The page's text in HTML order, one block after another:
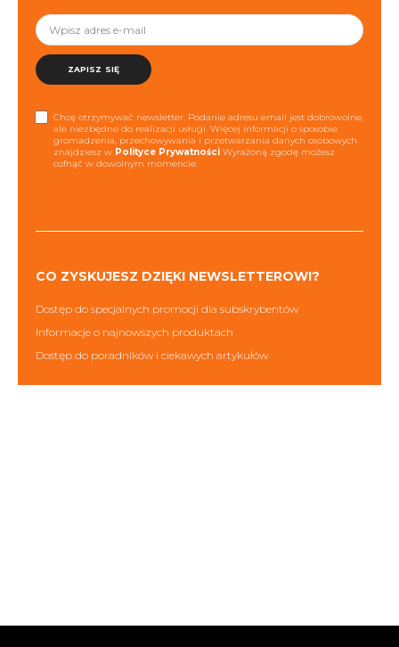
ZAPISZ SIĘ
Chcę otrzymywać newsletter. Podanie adresu email jest dobrowolne,
ale niezbędne do realizacji usługi. Więcej informacji o sposobie
gromadzenia, przechowywania i przetwarzania danych osobowych
znajdziesz w Polityce Prywatności Wyrażoną zgodę możesz
cofnąć w dowolnym momencie.
CO ZYSKUJESZ DZIĘKI NEWSLETTEROWI?
Dostęp do specjalnych promocji dla subskrybentów
Informacje o najnowszych produktach
Dostęp do poradników i ciekawych artykułów